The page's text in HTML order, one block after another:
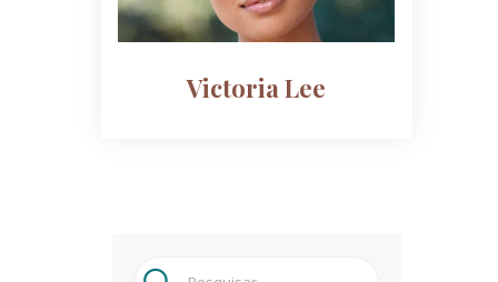
Victoria Lee
Pesquisar